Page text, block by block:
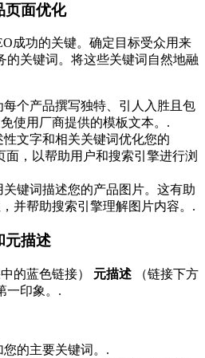
页面优化
成功的关键。确定目标受众用来
的关键词。将这些关键词自然地融
每个产品撰写独特、引人入胜且包
使用厂商提供的模板文本。.
性文字和相关关键词优化您的
面，以帮助用户和搜索引擎进行浏
关键词描述您的产品图片。这有助
并帮助搜索引擎理解图片内容。.
元描述
的蓝色链接） 元描述 （链接下方
一印象。.
您的主要关键词。.